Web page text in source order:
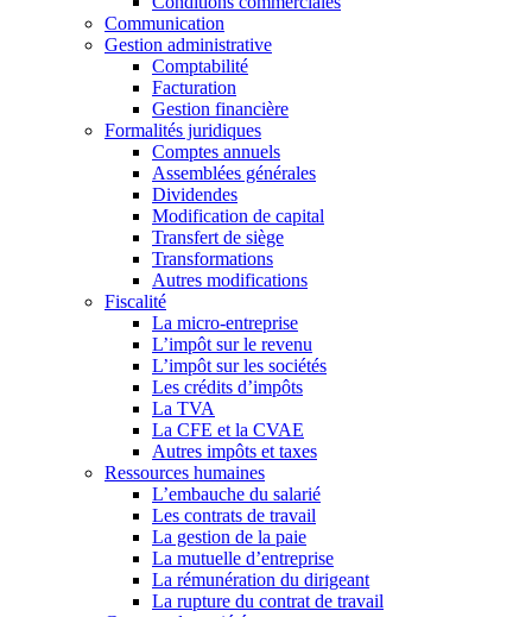
Communication
Gestion administrative
Comptabilité
Facturation
Gestion financière
Formalités juridiques
Comptes annuels
Assemblées générales
Dividendes
Modification de capital
Transfert de siège
Transformations
Autres modifications
Fiscalité
La micro-entreprise
L’impôt sur le revenu
L’impôt sur les sociétés
Les crédits d’impôts
La TVA
La CFE et la CVAE
Autres impôts et taxes
Ressources humaines
L’embauche du salarié
Les contrats de travail
La gestion de la paie
La mutuelle d’entreprise
La rémunération du dirigeant
La rupture du contrat de travail